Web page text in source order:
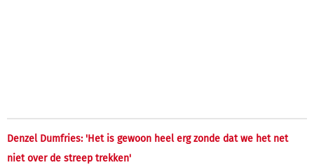
Denzel Dumfries: 'Het is gewoon heel erg zonde dat we het net
niet over de streep trekken'